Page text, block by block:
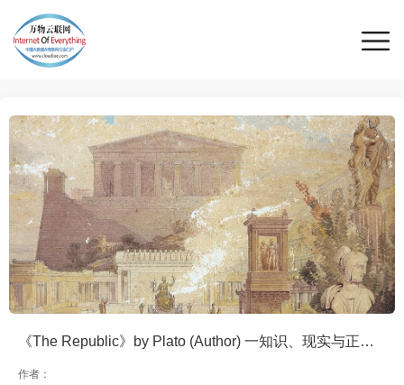
《The Republic》by Plato (Author) 一知识、现实与正义的本质
作者：